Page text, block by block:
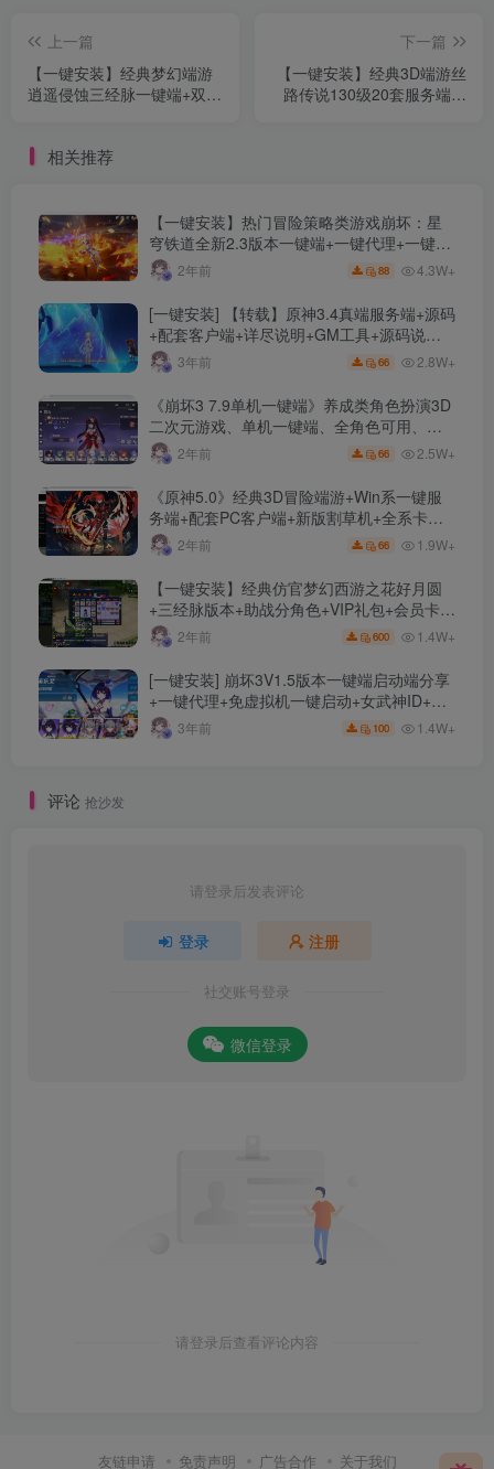
上一篇
【一键安装】经典梦幻端游
逍遥侵蚀三经脉一键端+双端
下一篇
【一键安装】经典3D端游丝
路传说130级20套服务端单
相关推荐
【一键安装】热门冒险策略类游戏崩坏：星
穹铁道全新2.3版本一键端+一键代理+一键启
动+免虚拟机
2年前 88 4.3W+
[一键安装] 【转载】原神3.4真端服务端+源码
+配套客户端+详尽说明+GM工具+源码说明
文件3年前 66 2.8W+
《崩坏3 7.9单机一键端》养成类角色扮演3D
二次元游戏、单机一键端、全角色可用、无
限资源、附带保姆级安装教程
2年前 66 2.5W+
《原神5.0》经典3D冒险端游+Win系一键服
务端+配套PC客户端+新版割草机+全系卡池
文件2年前 66 1.9W+
【一键安装】经典仿官梦幻西游之花好月圆
+三经脉版本+助战分角色+VIP礼包+会员卡
+剧情活动+视频搭建及其他修改资料
2年前 600 1.4W+
[一键安装] 崩坏3V1.5版本一键端启动端分享
+一键代理+免虚拟机一键启动+女武神ID+详
细指令+极简一键修改
3年前 100 1.4W+
评论 抢沙发
请登录后发表评论
登录 注册
社交账号登录
微信登录
请登录后查看评论内容
友链申请 免责声明 广告合作 关于我们